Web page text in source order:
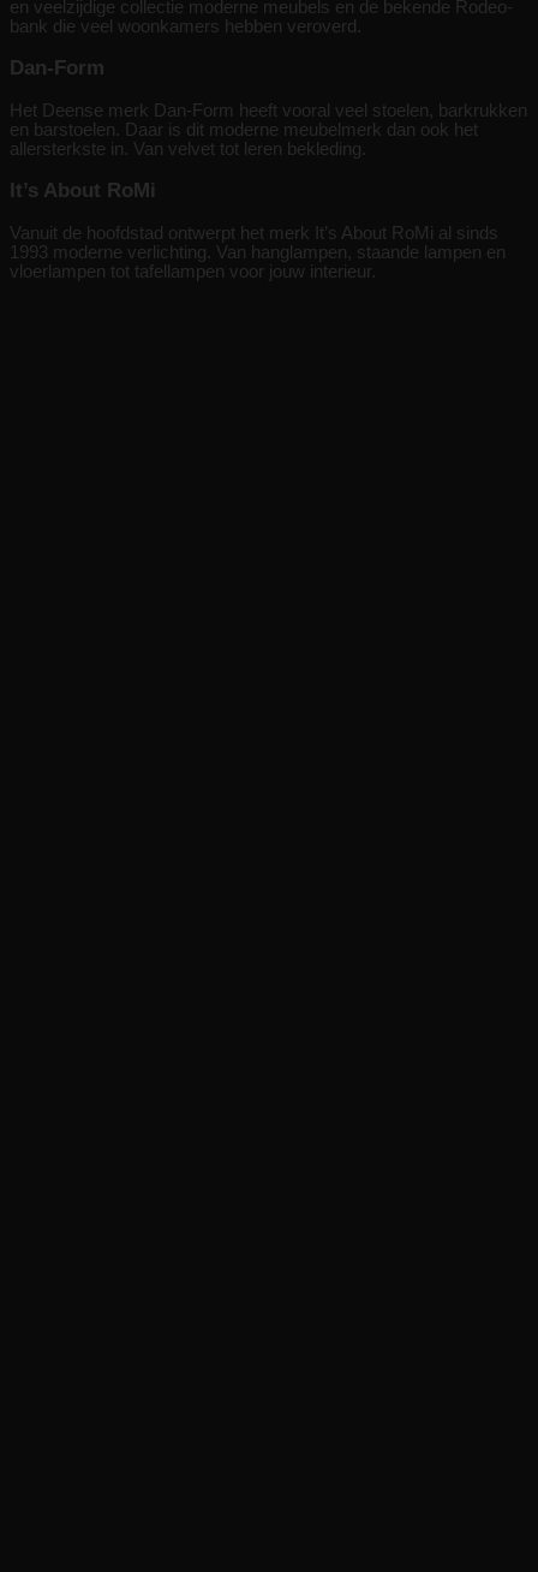
en veelzijdige collectie moderne meubels en de bekende Rodeo-
bank die veel woonkamers hebben veroverd.
Dan-Form
Het Deense merk Dan-Form heeft vooral veel stoelen, barkrukken
en barstoelen. Daar is dit moderne meubelmerk dan ook het
allersterkste in. Van velvet tot leren bekleding.
It’s About RoMi
Vanuit de hoofdstad ontwerpt het merk It’s About RoMi al sinds
1993 moderne verlichting. Van hanglampen, staande lampen en
vloerlampen tot tafellampen voor jouw interieur.